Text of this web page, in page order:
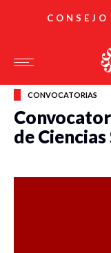
CONVOCATORIAS
de